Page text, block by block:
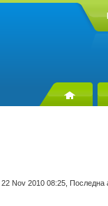
Nov 2010 08:25, Последна